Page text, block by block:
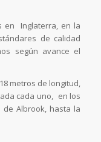
en Inglaterra, en la
de calidad
según avance el
metros de longitud,
cada uno, en los
de Albrook, hasta la